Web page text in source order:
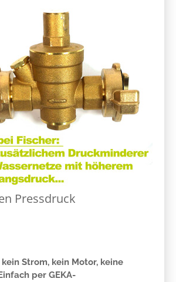
Pressdruck
Strom, kein Motor, keine
per GEKA-